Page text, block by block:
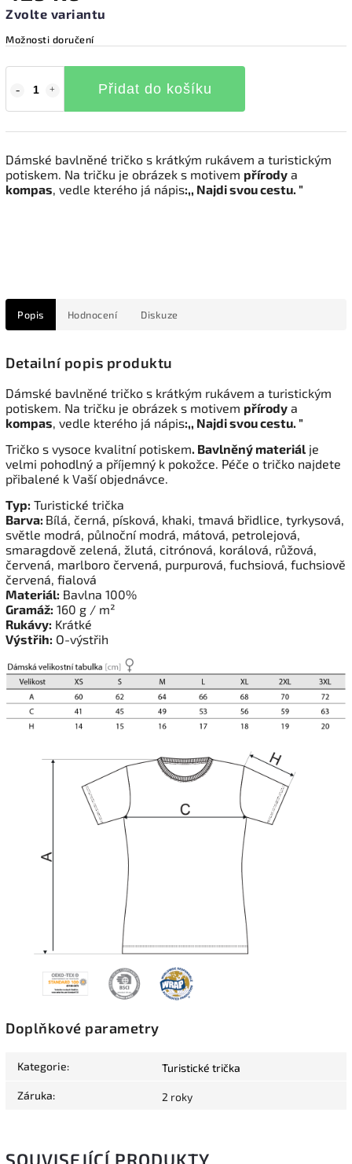
Zvolte variantu
Možnosti doručení
Přidat do košíku
Dámské bavlněné tričko s krátkým rukávem a turistickým
potiskem. Na tričku je obrázek s motivem přírody a
kompas, vedle kterého já nápis:,, Najdi svou cestu. "
Popis Hodnocení Diskuze
Detailní popis produktu
Dámské bavlněné tričko s krátkým rukávem a turistickým
potiskem. Na tričku je obrázek s motivem přírody a
kompas, vedle kterého já nápis:,, Najdi svou cestu. "
Tričko s vysoce kvalitní potiskem. Bavlněný materiál je
velmi pohodlný a příjemný k pokožce. Péče o tričko najdete
přibalené k Vaší objednávce.
Typ: Turistické trička
Barva: Bílá, černá, písková, khaki, tmavá břidlice, tyrkysová,
světle modrá, půlnoční modrá, mátová, petrolejová,
smaragdově zelená, žlutá, citrónová, korálová, růžová,
červená, marlboro červená, purpurová, fuchsiová, fuchsiově
červená, fialová
Materiál: Bavlna 100%
Gramáž: 160 g / m²
Rukávy: Krátké
Výstřih: O-výstřih
Doplňkové parametry
Kategorie: Turistické trička
Záruka: 2 roky
SOUVISEJÍCÍ PRODUKTY